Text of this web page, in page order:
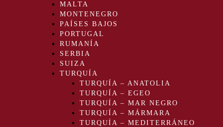
MALTA
MONTENEGRO
PAÍSES BAJOS
PORTUGAL
RUMANÍA
SERBIA
SUIZA
TURQUÍA
TURQUÍA – ANATOLIA
TURQUÍA – EGEO
TURQUÍA – MAR NEGRO
TURQUÍA – MÁRMARA
TURQUÍA – MEDITERRÁNEO